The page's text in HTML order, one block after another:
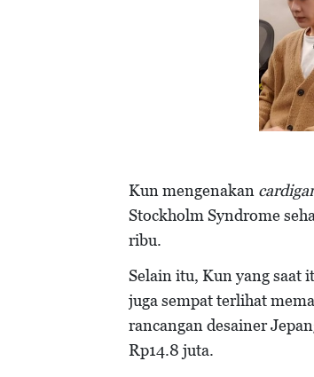
Kun mengenakan
Stockholm Syndrome
ribu.
Selain itu, Kun yang saat
juga sempat terlihat
rancangan desainer
Rp14.8 juta.